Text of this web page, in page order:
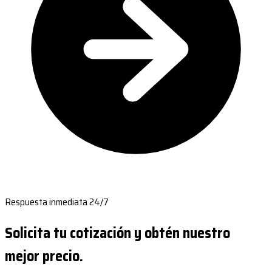
Respuesta inmediata 24/7
Solicita tu cotización y obtén nuestro
mejor precio.